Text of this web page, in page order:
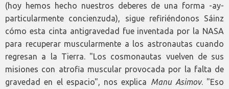
(hoy hemos hecho nuestros deberes de una forma -ay-
particularmente concienzuda), sigue refiriéndonos Sáinz
cómo esta cinta antigravedad fue inventada por la NASA
para recuperar muscularmente a los astronautas cuando
regresan a la Tierra. "Los cosmonautas vuelven de sus
misiones con atrofia muscular provocada por la falta de
gravedad en el espacio", nos explica Manu Asimov. "Eso